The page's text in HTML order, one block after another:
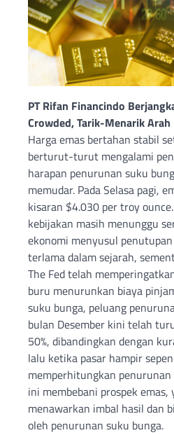
PT Rifan Financindo
Crowded, Tarik-Menarik Arah
Harga emas bertahan stabil
berturut-turut mengalami
harapan penurunan suku
memudar. Pada Selasa pagi,
kisaran $4.030 per troy
kebijakan masih menunggu
ekonomi menyusul
terlama dalam sejarah,
The Fed telah
buru menurunkan biaya
suku bunga, peluang
bulan Desember kini telah
50%, dibandingkan dengan
lalu ketika pasar hampir
memperhitungkan penurunan
ini membebani prospek emas,
menawarkan imbal hasil dan
oleh penurunan suku bunga.